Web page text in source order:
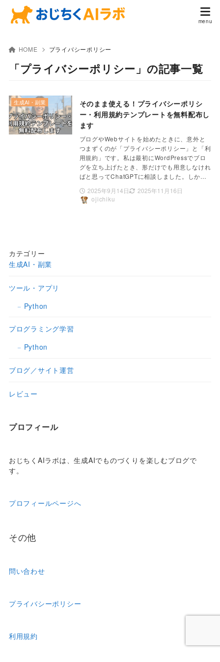
HOME プライバシーポリシー
「プライバシーポリシー」の記事一覧
そのまま使える！プライバシーポリシ
ー・利用規約テンプレートを無料配布し
ます
ブログやWebサイトを始めたときに、意外と
つまずくのが「プライバシーポリシー」と「利
用規約」です。私は最初にWordPressでブロ
グを立ち上げたとき、形だけでも用意しなけれ
ばと思ってChatGPTに相談しました。しか…
2025年9月14日
2025年11月16日
生成AI・副業
ojichiku
カテゴリー
生成AI・副業
ツール・アプリ
Python
プログラミング学習
Python
ブログ／サイト運営
レビュー
プロフィール
おじちくAIラボは、生成AIでものづくりを楽しむブログで
す。
プロフィールページへ
その他
問い合わせ
プライバシーポリシー
利用規約